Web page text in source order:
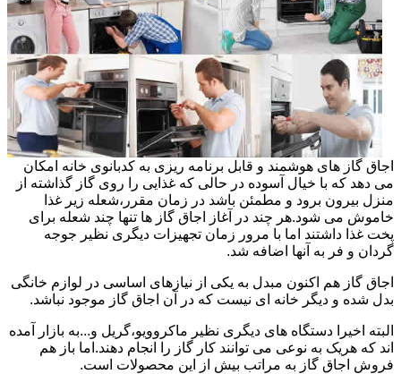
اجاق گاز های هوشمند و قابل برنامه ریزی به کدبانوی خانه امکان
می دهد که با خیال آسوده در حالی که غذایی را روی گاز گذاشته از
منزل بیرون برود و مطمئن باشد در زمان مقرر،شعله زیر غذا
خاموش می شود.هر چند در آغاز اجاق گاز ها تنها چند شعله برای
پخت غذا داشتند اما با مرور زمان تجهیزات دیگری نظیر جوجه
گردان و فر به آنها اضافه شد.
اجاق گاز هم اکنون مبدل به یکی از نیازهای اساسی در لوازم خانگی
بدل شده و دیگر خانه ای نیست که در آن اجاق گاز موجود نباشد.
البته اخیرا دستگاه های دیگری نظیر ماکروویو،گریل و...به بازار آمده
اند که هریک به نوعی می توانند کار گاز را انجام دهند.اما باز هم
فروش اجاق گاز به مراتب بیش از این محصولات است.